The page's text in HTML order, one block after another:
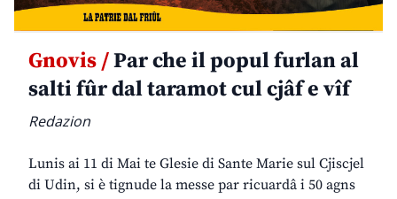
Gnovis /Par che il popul furlan al
salti fûr dal taramot cul cjâf e vîf
Redazion
Lunis ai 11 di Mai te Glesie di Sante Marie sul Cjiscjel
di Udin, si è tignude la messe par ricuardâ i 50 agns